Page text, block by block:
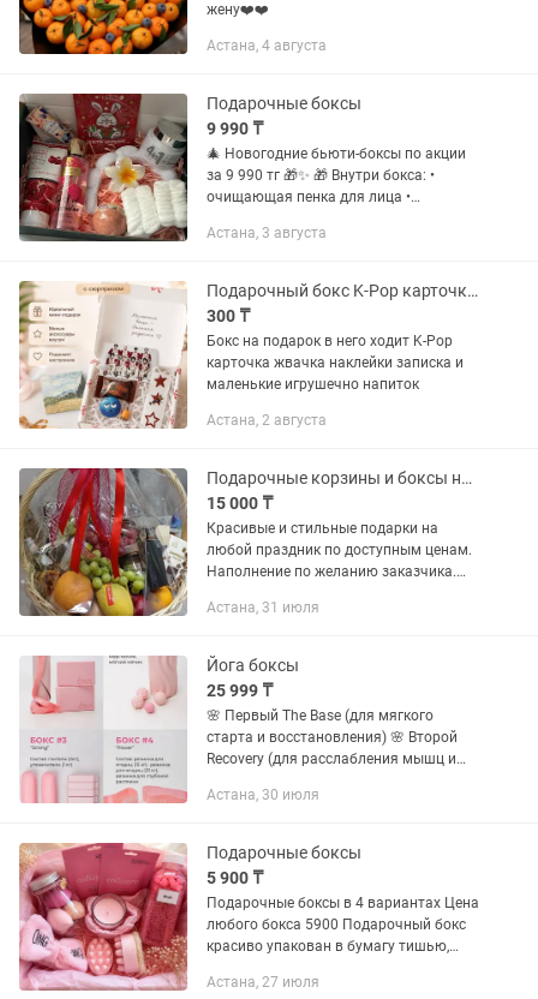
жену❤️❤️
Астана, 4 августа
Подарочные боксы
9 990 ₸
🎄 Новогодние бьюти-боксы по акции
за 9 990 тг 🎁✨ 🎁 Внутри бокса: •
очищающая пенка для лица •
гиалуроновой кислотой • крем для рук •
Астана, 3 августа
Подарочный бокс K-Pop карточка жвачка наклейки
300 ₸
Бокс на подарок в него ходит K-Pop
карточка жвачка наклейки записка и
маленькие игрушечно напиток
Астана, 2 августа
Подарочные корзины и боксы на Курбан Айт
15 000 ₸
Красивые и стильные подарки на
любой праздник по доступным ценам.
Наполнение по желанию заказчика.
Астана, 31 июля
Йога боксы
25 999 ₸
🌸 Первый The Base (для мягкого
старта и восстановления) 🌸 Второй
Recovery (для расслабления мышц и
Strong (для укрепления мышц, можно
Астана, 30 июля
Подарочные боксы
5 900 ₸
Подарочные боксы в 4 вариантах Цена
любого бокса 5900 Подарочный бокс
красиво упакован в бумагу тишью,
ручками. Сыйлық боксы тишью
Астана, 27 июля